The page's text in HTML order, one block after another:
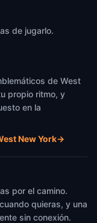
de jugarlo.
de West
propio ritmo, y
en la
New York→
por el camino.
quieras, y una
sin conexión.